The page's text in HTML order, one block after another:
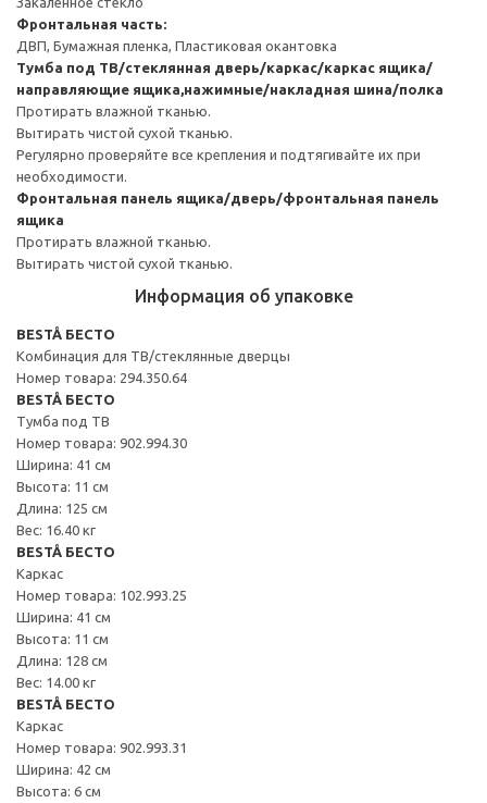
Фронтальная часть:
ДВП, Бумажная пленка, Пластиковая окантовка
Тумба под ТВ/стеклянная дверь/каркас/каркас ящика/
направляющие ящика,нажимные/накладная шина/полка
Протирать влажной тканью.
Вытирать чистой сухой тканью.
Регулярно проверяйте все крепления и подтягивайте их при
необходимости.
Фронтальная панель ящика/дверь/фронтальная панель
ящика
Протирать влажной тканью.
Вытирать чистой сухой тканью.
Информация об упаковке
BESTÅ БЕСТО
Комбинация для ТВ/стеклянные дверцы
Номер товара: 294.350.64
BESTÅ БЕСТО
Тумба под ТВ
Номер товара: 902.994.30
Ширина: 41 см
Высота: 11 см
Длина: 125 см
Вес: 16.40 кг
BESTÅ БЕСТО
Каркас
Номер товара: 102.993.25
Ширина: 41 см
Высота: 11 см
Длина: 128 см
Вес: 14.00 кг
BESTÅ БЕСТО
Каркас
Номер товара: 902.993.31
Ширина: 42 см
Высота: 6 см